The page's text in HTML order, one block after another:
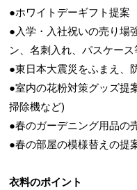
●ホワイトデーギフト提案
●入学・入社祝いの売り場
ン、名刺入れ、パスケース
●東日本大震災をふまえ、
●室内の花粉対策グッズ提
掃除機など)
●春のガーデニング用品の
●春の部屋の模様替えの提
衣料のポイント